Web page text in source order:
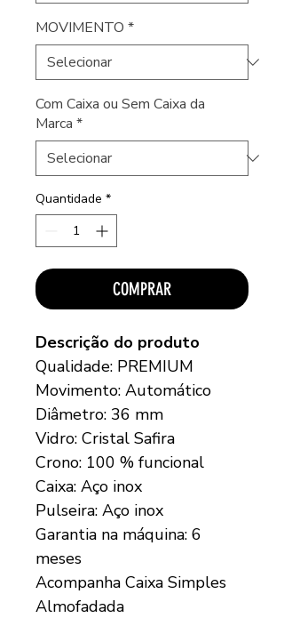
MOVIMENTO *
Com Caixa ou Sem Caixa da
Marca *
Quantidade *
COMPRAR
Descrição do produto
Qualidade: PREMIUM
Movimento: Automático
Diâmetro: 36 mm
Vidro: Cristal Safira
Crono: 100 % funcional
Caixa: Aço inox
Pulseira: Aço inox
Garantia na máquina: 6
meses
Acompanha Caixa Simples
Almofadada